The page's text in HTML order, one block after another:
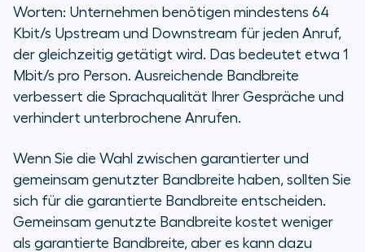
Worten: Unternehmen benötigen mindestens 64
Kbit/s Upstream und Downstream für jeden Anruf,
der gleichzeitig getätigt wird. Das bedeutet etwa 1
Mbit/s pro Person. Ausreichende Bandbreite
verbessert die Sprachqualität Ihrer Gespräche und
verhindert unterbrochene Anrufen.
Wenn Sie die Wahl zwischen garantierter und
gemeinsam genutzter Bandbreite haben, sollten Sie
sich für die garantierte Bandbreite entscheiden.
Gemeinsam genutzte Bandbreite kostet weniger
als garantierte Bandbreite, aber es kann dazu